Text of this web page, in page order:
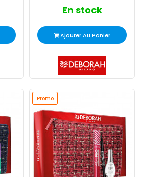
En stock
Ajouter Au Panier
Promo